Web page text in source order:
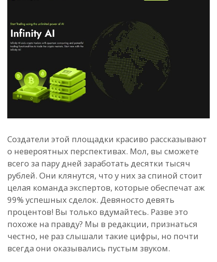
Создатели этой площадки красиво рассказывают
о невероятных перспективах. Мол, вы сможете
всего за пару дней заработать десятки тысяч
рублей. Они клянутся, что у них за спиной стоит
целая команда экспертов, которые обеспечат аж
99% успешных сделок. Девяносто девять
процентов! Вы только вдумайтесь. Разве это
похоже на правду? Мы в редакции, признаться
честно, не раз слышали такие цифры, но почти
всегда они оказывались пустым звуком.